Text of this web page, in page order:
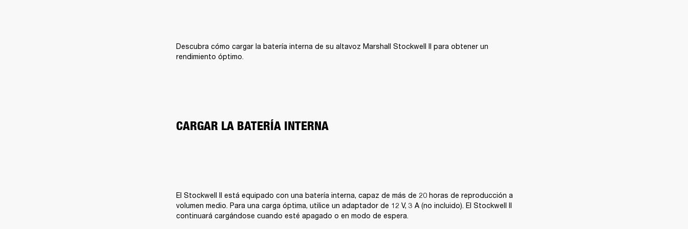
Descubra cómo cargar la batería interna de su altavoz Marshall Stockwell II para obtener un
rendimiento óptimo.
CARGAR LA BATERÍA INTERNA
El Stockwell II está equipado con una batería interna, capaz de más de 20 horas de reproducción a
volumen medio. Para una carga óptima, utilice un adaptador de 12 V, 3 A (no incluido). El Stockwell II
continuará cargándose cuando esté apagado o en modo de espera.